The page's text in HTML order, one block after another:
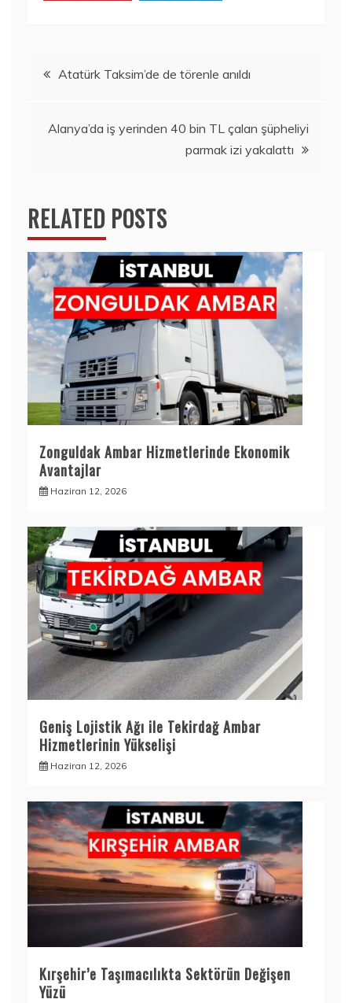
YazıAtatürk Taksim’de de törenle anıldı
Alanya’da iş yerinden 40 bin TL çalan şüpheliyi
parmak izi yakalattı
RELATED POSTS
Zonguldak Ambar Hizmetlerinde Ekonomik
Avantajlar
Haziran 12, 2026
Geniş Lojistik Ağı ile Tekirdağ Ambar
Hizmetlerinin Yükselişi
Haziran 12, 2026
Kırşehir’e Taşımacılıkta Sektörün Değişen
Yüzü